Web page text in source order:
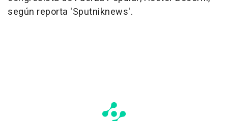
según reporta 'Sputniknews'.